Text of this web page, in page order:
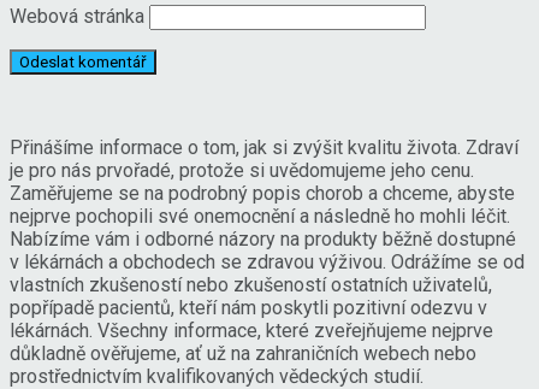
Webová stránka
Přinášíme informace o tom, jak si zvýšit kvalitu života. Zdraví
je pro nás prvořadé, protože si uvědomujeme jeho cenu.
Zaměřujeme se na podrobný popis chorob a chceme, abyste
nejprve pochopili své onemocnění a následně ho mohli léčit.
Nabízíme vám i odborné názory na produkty běžně dostupné
v lékárnách a obchodech se zdravou výživou. Odrážíme se od
vlastních zkušeností nebo zkušeností ostatních uživatelů,
popřípadě pacientů, kteří nám poskytli pozitivní odezvu v
lékárnách. Všechny informace, které zveřejňujeme nejprve
důkladně ověřujeme, ať už na zahraničních webech nebo
prostřednictvím kvalifikovaných vědeckých studií.